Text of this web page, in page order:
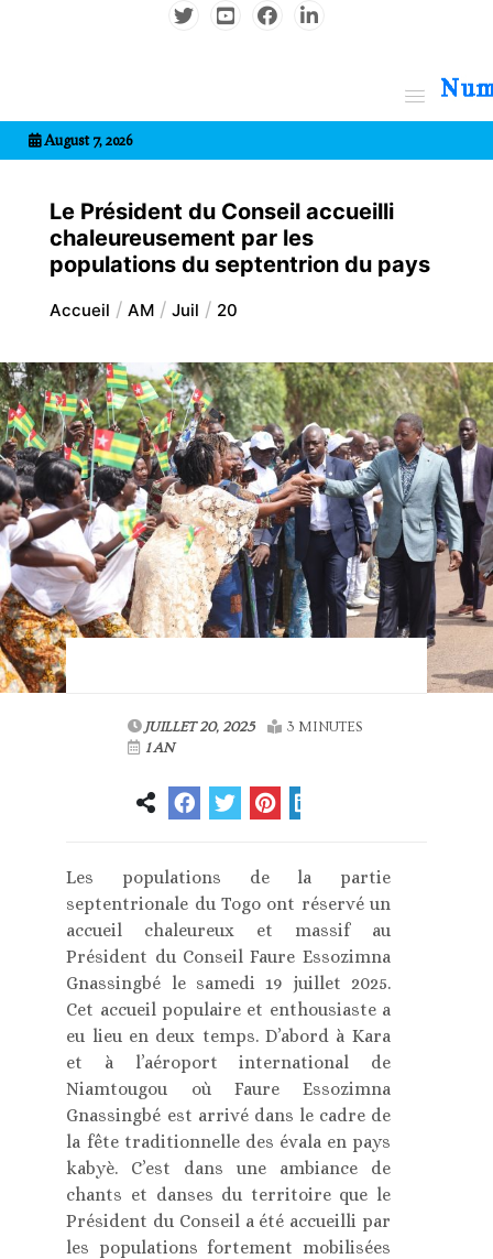
August 7, 2026
Le Président du Conseil accueilli
chaleureusement par les
populations du septentrion du pays
Accueil AM Juil 20
JUILLET 20, 2025
3 MINUTES
1 AN
Les populations de la partie
septentrionale du Togo ont réservé un
accueil chaleureux et massif au
Président du Conseil Faure Essozimna
Gnassingbé le samedi 19 juillet 2025.
Cet accueil populaire et enthousiaste a
eu lieu en deux temps. D’abord à Kara
et à l’aéroport international de
Niamtougou où Faure Essozimna
Gnassingbé est arrivé dans le cadre de
la fête traditionnelle des évala en pays
kabyè. C’est dans une ambiance de
chants et danses du territoire que le
Président du Conseil a été accueilli par
les populations fortement mobilisées